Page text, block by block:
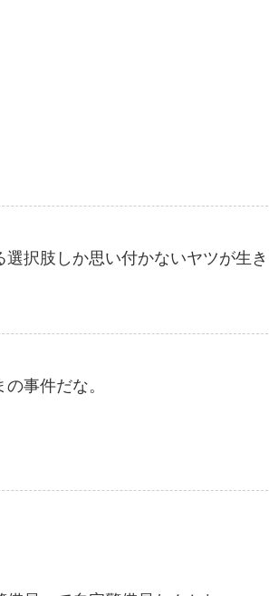
択肢しか思い付かないヤツが生き
事件だな。